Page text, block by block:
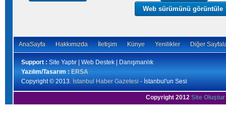
Web sürümünü görüntüle
AnaSayfa Hakkımızda İletişim Künye Yenilikler Diğer
Support : Site Yaptır | Web Destek | Danışmanlık
Yazılım/Tasarım : ERSA
Copyright © 2013. İstanbul Haber Gazetesi - İstanbul'un Sesi
Copyright 2012 Site Oluştur